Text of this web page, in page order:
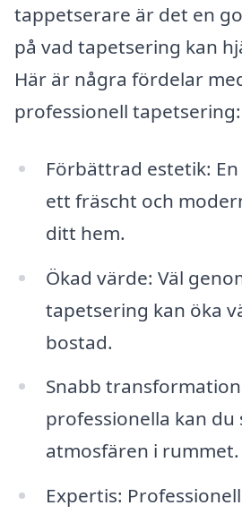
tappetserare är det en
på vad tapetsering kan
Här är några fördelar
professionell tapetsering:
Förbättrad estetik:
ett fräscht och
ditt hem.
Ökad värde: Väl
tapetsering kan öka
bostad.
Snabb
professionella kan
atmosfären i rummet.
Expertis: